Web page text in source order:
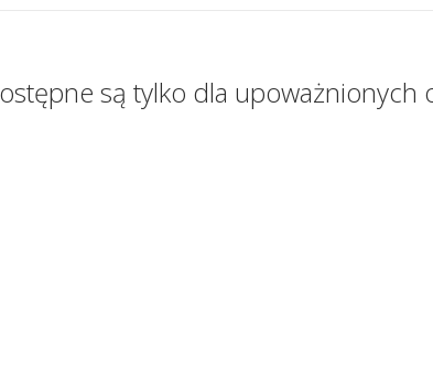
są tylko dla upoważnionych